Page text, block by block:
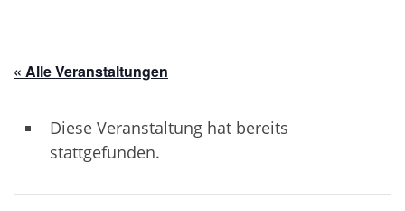
« Alle Veranstaltungen
Diese Veranstaltung hat bereits
stattgefunden.